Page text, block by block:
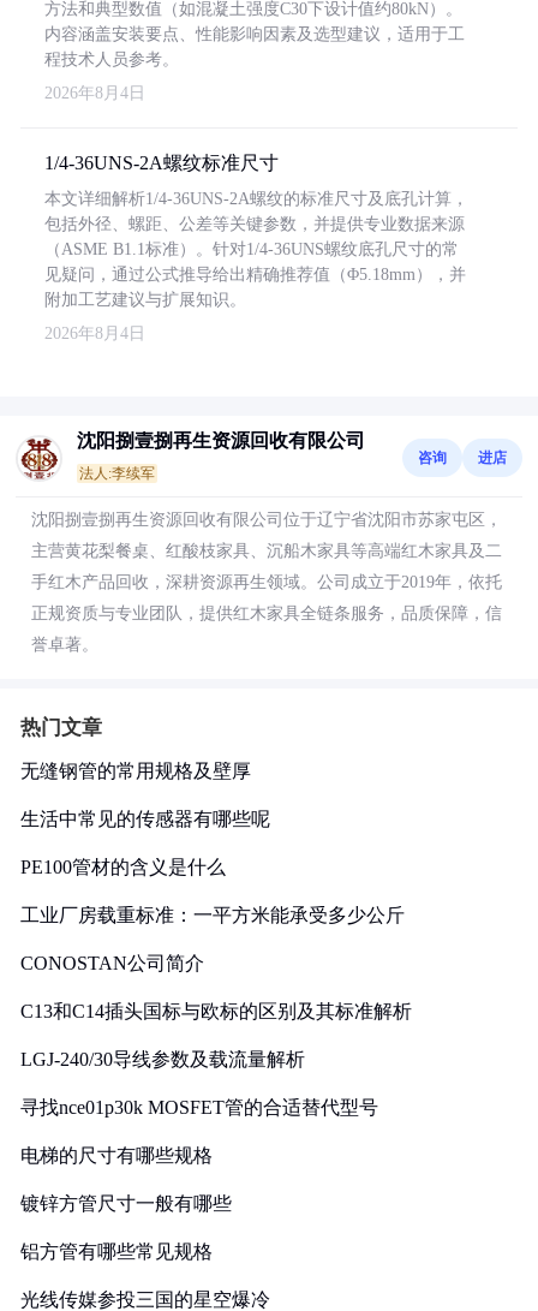
方法和典型数值（如混凝土强度C30下设计值约80kN）。
内容涵盖安装要点、性能影响因素及选型建议，适用于工
程技术人员参考。
2026年8月4日
1/4-36UNS-2A螺纹标准尺寸
本文详细解析1/4-36UNS-2A螺纹的标准尺寸及底孔计算，
包括外径、螺距、公差等关键参数，并提供专业数据来源
（ASME B1.1标准）。针对1/4-36UNS螺纹底孔尺寸的常
见疑问，通过公式推导给出精确推荐值（Φ5.18mm），并
附加工艺建议与扩展知识。
2026年8月4日
沈阳捌壹捌再生资源回收有限公司
法人:李续军
咨询 进店
沈阳捌壹捌再生资源回收有限公司位于辽宁省沈阳市苏家屯区，
主营黄花梨餐桌、红酸枝家具、沉船木家具等高端红木家具及二
手红木产品回收，深耕资源再生领域。公司成立于2019年，依托
正规资质与专业团队，提供红木家具全链条服务，品质保障，信
誉卓著。
热门文章
无缝钢管的常用规格及壁厚
生活中常见的传感器有哪些呢
PE100管材的含义是什么
工业厂房载重标准：一平方米能承受多少公斤
CONOSTAN公司简介
C13和C14插头国标与欧标的区别及其标准解析
LGJ-240/30导线参数及载流量解析
寻找nce01p30k MOSFET管的合适替代型号
电梯的尺寸有哪些规格
镀锌方管尺寸一般有哪些
铝方管有哪些常见规格
光线传媒参投三国的星空爆冷